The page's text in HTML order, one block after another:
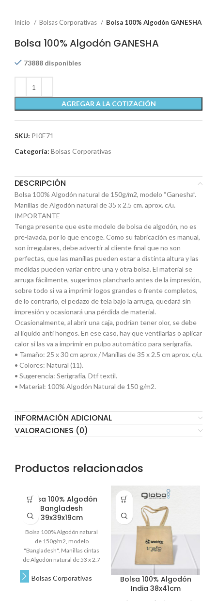
Inicio Bolsas Corporativas Bolsa 100% Algodón GANESHA
Bolsa 100% Algodón GANESHA
73888 disponibles
AGREGAR A LA COTIZACIÓN
SKU: PI0E71
Categoría: Bolsas Corporativas
DESCRIPCIÓN
Bolsa 100% Algodón natural de 150g/m2, modelo “Ganesha”.
Manillas de Algodón natural de 35 x 2.5 cm. aprox. c/u.
IMPORTANTE
Tenga presente que este modelo de bolsa de algodón, no es
pre-lavada, por lo que encoge. Como su fabricación es manual,
son irregulares, debe advertir al cliente final que no son
perfectas, que las manillas pueden estar a distinta altura y las
medidas pueden variar entre una y otra bolsa. El material se
arruga fácilmente, sugerimos plancharlo antes de la impresión,
sobre todo si va a imprimir logos grandes o frente completos,
de lo contrario, el pedazo de tela bajo la arruga, quedará sin
impresión y ocasionará una pérdida de material.
Ocasionalmente, al abrir una caja, podrían tener olor, se debe
al líquido anti hongos. En ese caso, hay que ventilarlas o aplicar
calor si las va a imprimir en pulpo automático para serigrafía.
• Tamaño: 25 x 30 cm aprox / Manillas de 35 x 2.5 cm aprox. c/u.
• Colores: Natural (11).
• Sugerencia: Serigrafía, Dtf textil.
• Material: 100% Algodón Natural de 150 g/m2.
INFORMACIÓN ADICIONAL
VALORACIONES (0)
Productos relacionados
Bolsa 100% Algodón
Bangladesh
39x39x19cm
Bolsas Corporativas
Bolsa 100% Algodón natural
de 150g/m2, modelo
"Bangladesh". Manillas cintas
de Algodón natural de 53 x 2.7
cm. aprox. c/u. 39 x 39 x 19 cm
aprox / Manillas de 53 x 2.7 cm
Bolsa 100% Algodón
India 38x41cm